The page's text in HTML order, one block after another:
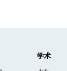
学术